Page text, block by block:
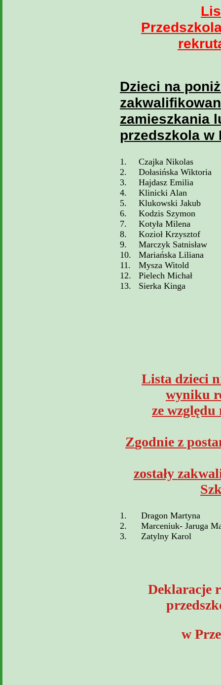
P
Dzieci na
zamieszkania
przedszkola w
1.
Czajka Nikolas
2.
Dołasińska Wiktoria
3.
Hajdasz Emilia
4.
Klinicki Alan
5.
Klukowski Jakub
6.
Kodzis Szymon
7.
Kotyła Milena
8.
Kozioł Krzysztof
9.
Marczyk Satnisław
10.
Mariańska Liliana
11.
Mysza Witold
12.
Pielech Michał
13.
Sierka Kinga
Lista dzieci
wyniku
ze
Zgodnie z
zostały
1.
Dragon Martyna
2.
Marceniuk- Jaruga
3.
Zatylny Karol
Deklaracje
w